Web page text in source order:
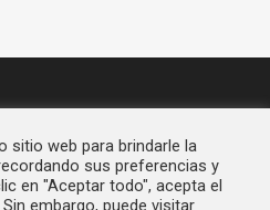
sitio web para brindarle la
sus preferencias y
en "Aceptar todo", acepta el
embargo, puede visitar